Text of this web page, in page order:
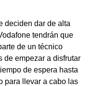
deciden dar de alta
tendrán que
de un técnico
de empezar a disfrutar
de espera hasta
para llevar a cabo las